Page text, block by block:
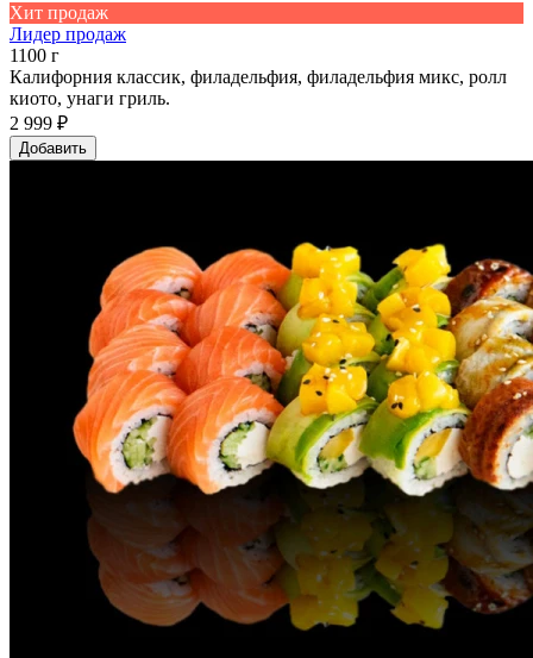
Хит продаж
Лидер продаж
1100 г
Калифорния классик, филадельфия, филадельфия микс, ролл
киото, унаги гриль.
2 999 ₽
Добавить